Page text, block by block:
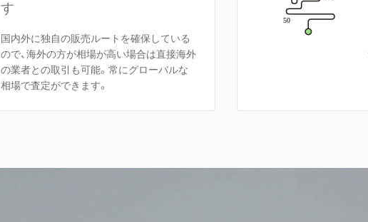
す
国内外に独自の販売ルートを確保している
ので、海外の方が相場が高い場合は直接海外
の業者との取引も可能。常にグローバルな
相場で査定ができます。